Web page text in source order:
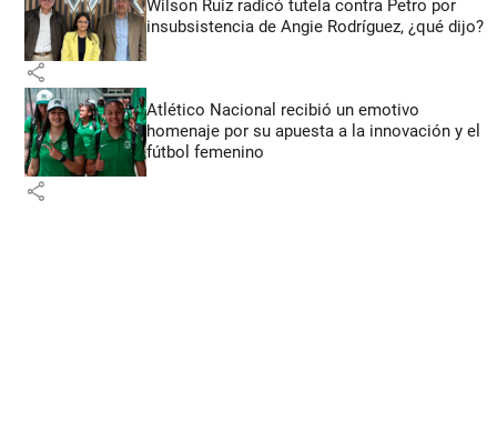
Wilson Ruiz radicó tutela contra Petro por
insubsistencia de Angie Rodríguez, ¿qué dijo?
share
Atlético Nacional recibió un emotivo
homenaje por su apuesta a la innovación y el
fútbol femenino
share